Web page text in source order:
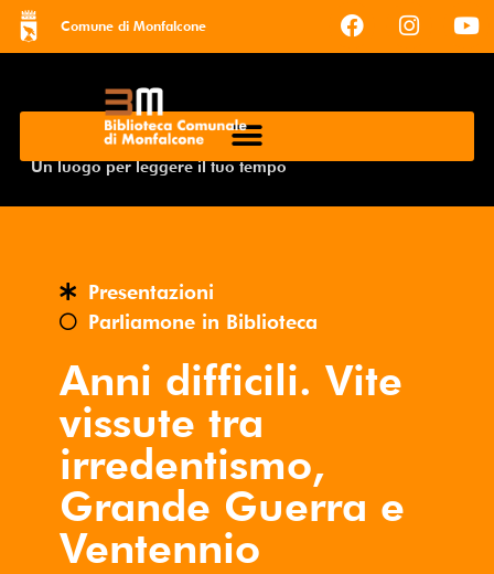
Comune di Monfalcone
Un luogo per leggere il tuo tempo
Presentazioni
Parliamone in Biblioteca
Anni difficili. Vite
vissute tra
irredentismo,
Grande Guerra e
Ventennio